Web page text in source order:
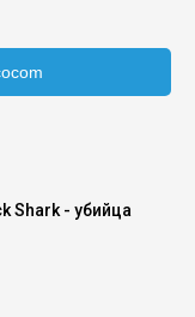
Shark - убийца